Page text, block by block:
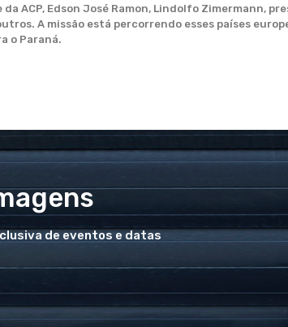
ACP, Edson José Ramon, Lindolfo Zimermann,
A missão está percorrendo esses países
o Paraná.
de eventos e datas